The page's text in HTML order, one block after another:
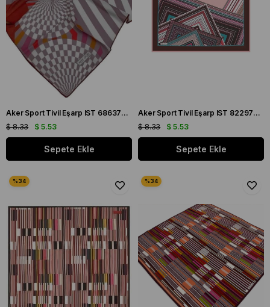
Aker Sport Tivil Eşarp IST 6863797-942 Kahverengi Geometrik Desen
$ 5.53
$ 8.33
Sepete Ekle
Aker Sport Tivil Eşarp IST 8229797-991 Mürdüm Çizgi Desen
$ 5.53
$ 8.33
Sepete Ekle